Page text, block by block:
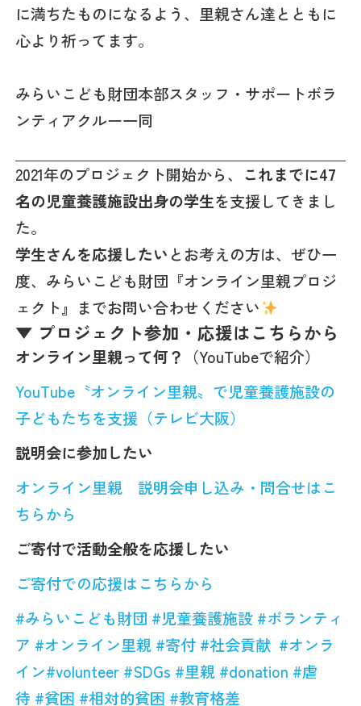
に満ちたものになるよう、里親さん達とともに
心より祈ってます。
みらいこども財団本部スタッフ・サポートボラ
ンティアクルー一同
2021年のプロジェクト開始から、 これまでに47
名の児童養護施設出身の学生を支援してきまし
た。
学生さんを応援したい とお考えの方は、ぜひ一
度、みらいこども財団『オンライン里親プロジ
ェクト』までお問い合わせください
▼ プロジェクト参加・応援はこちらから
オンライン里親って何？
（YouTubeで紹介）
YouTube〝オンライン里親〟で児童養護施設の
子どもたちを支援（テレビ大阪）
説明会に参加したい
オンライン里親 説明会申し込み・問合せはこ
ちらから
ご寄付で活動全般を応援したい
ご寄付での応援はこちらから
#みらいこども財団 #児童養護施設 #ボランティ
ア #オンライン里親 #寄付 #社会貢献 #オンラ
イン#volunteer #SDGs #里親 #donation #虐
待 #貧困 #相対的貧困 #教育格差